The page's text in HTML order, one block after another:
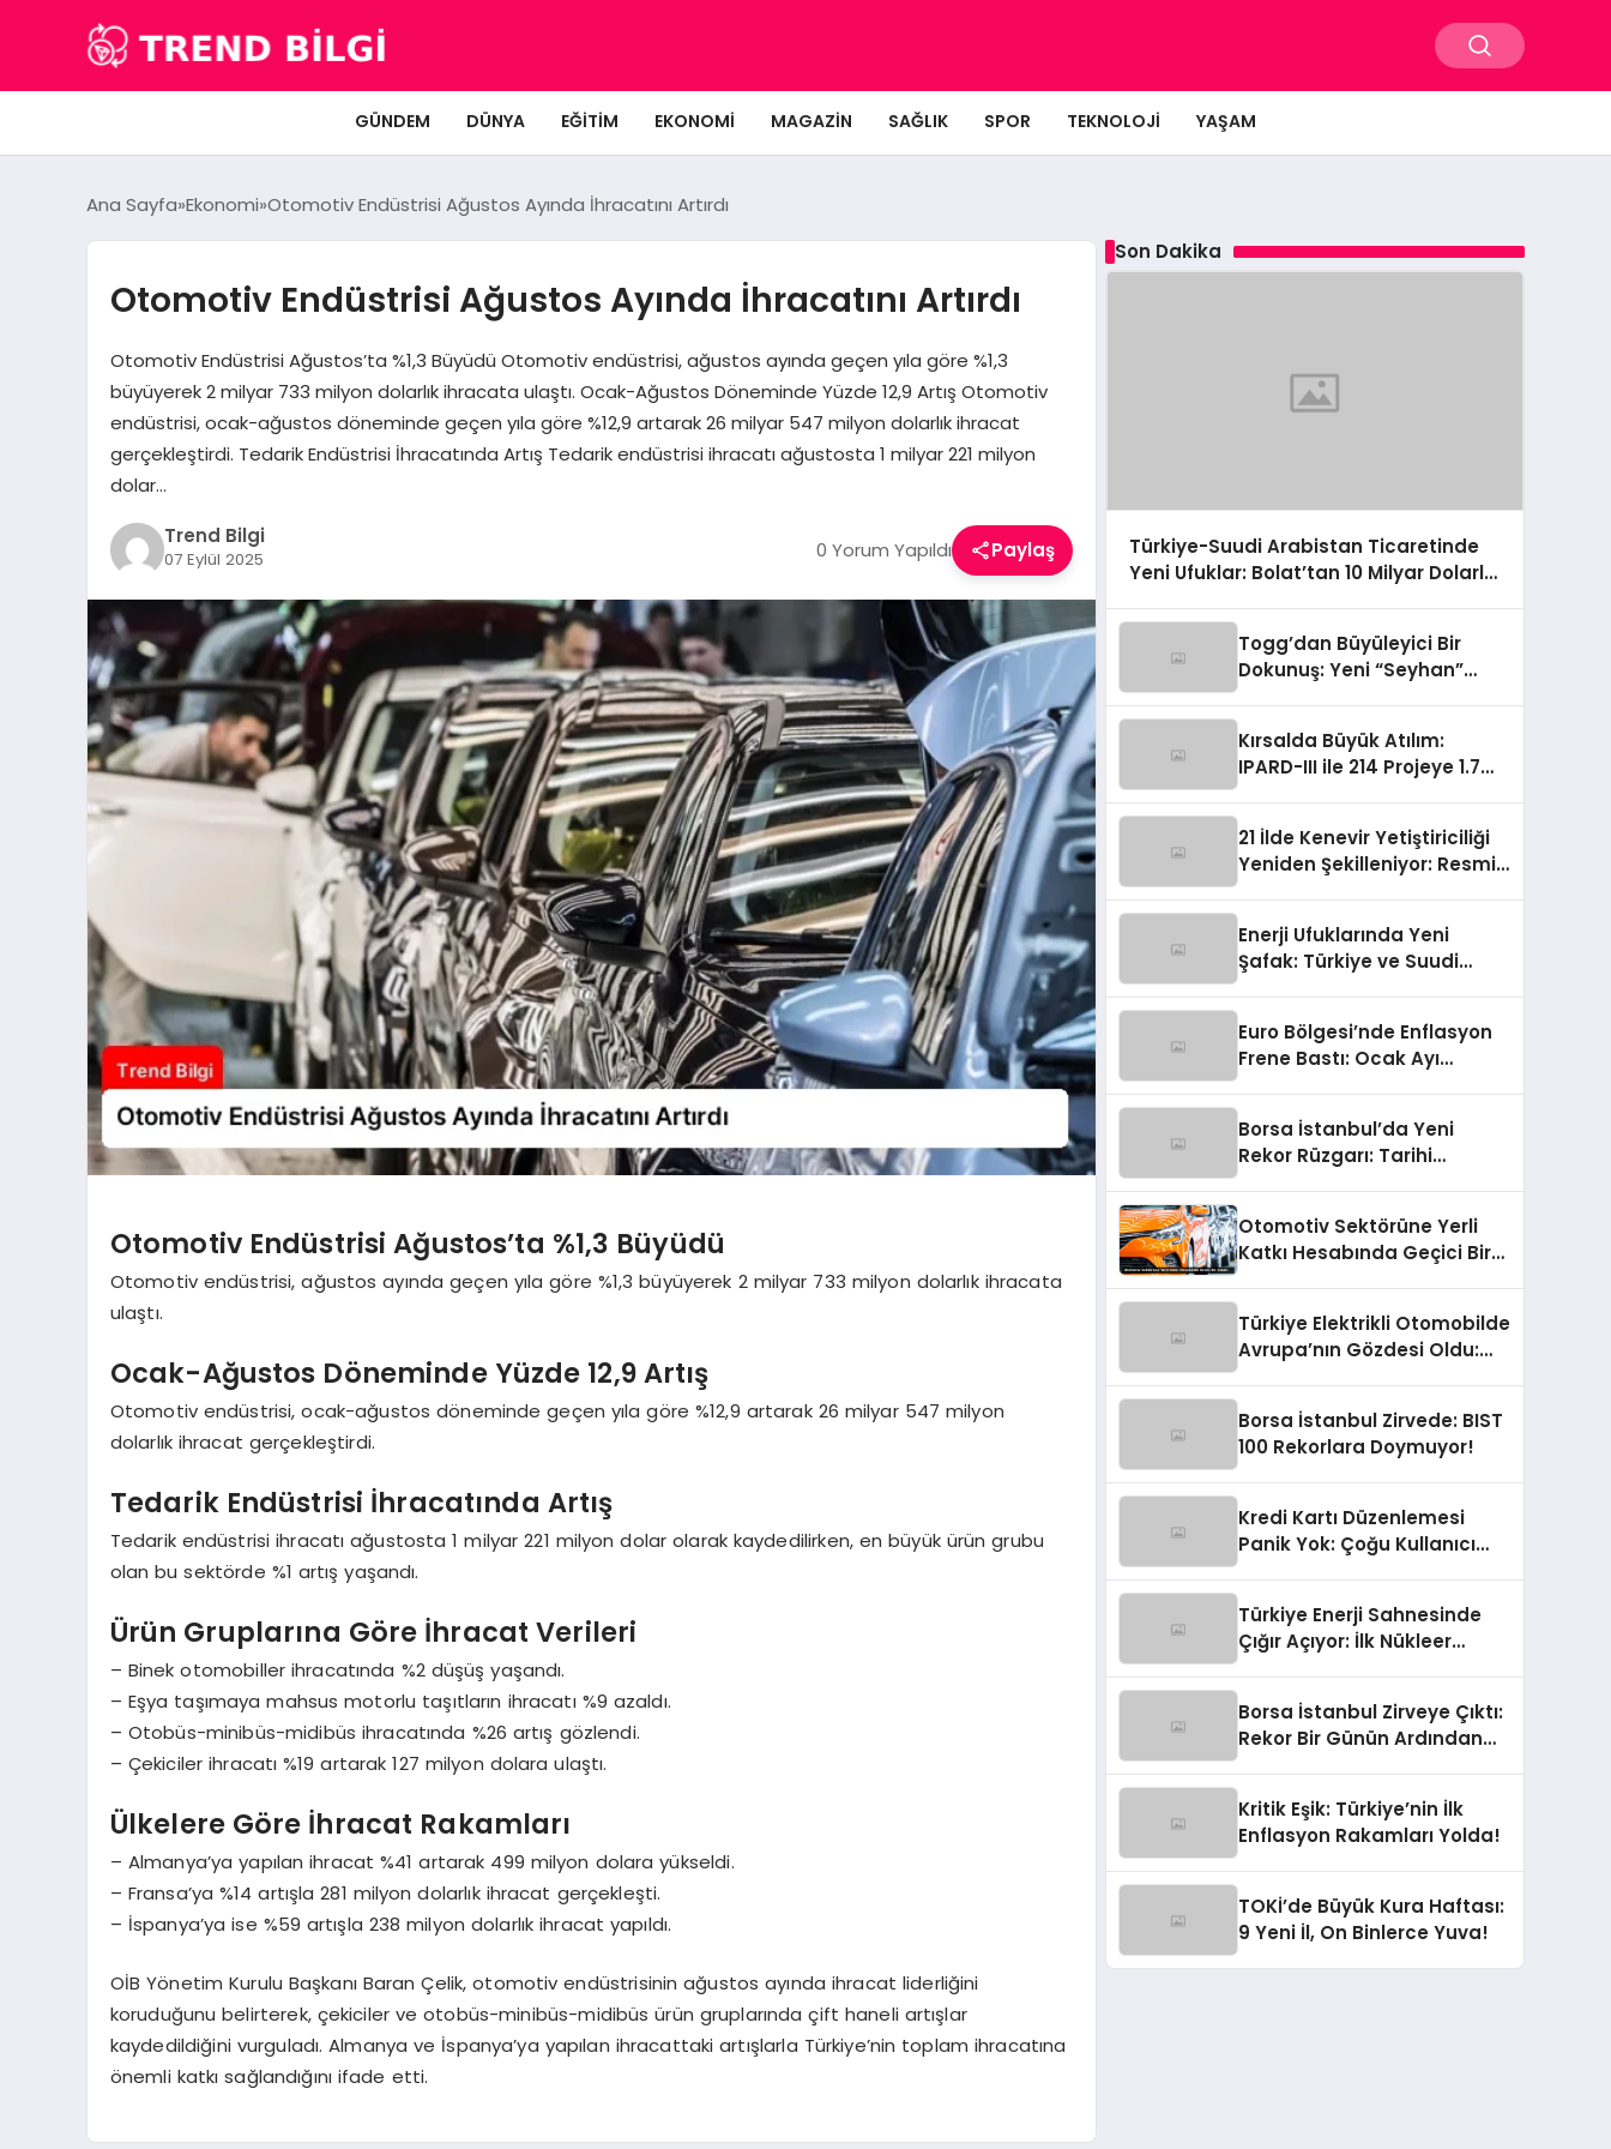
GÜNDEM DÜNYA EĞITIM EKONOMI MAGAZIN SAĞLIK SPOR TEKNOLOJI YAŞAM
Ana Sayfa Ekonomi Otomotiv Endüstrisi Ağustos Ayında İhracatını Artırdı
Otomotiv Endüstrisi Ağustos Ayında İhracatını Artırdı
Otomotiv Endüstrisi Ağustos’ta %1,3 Büyüdü Otomotiv endüstrisi, ağustos ayında geçen yıla göre %1,3
büyüyerek 2 milyar 733 milyon dolarlık ihracata ulaştı. Ocak-Ağustos Döneminde Yüzde 12,9 Artış Otomotiv
endüstrisi, ocak-ağustos döneminde geçen yıla göre %12,9 artarak 26 milyar 547 milyon dolarlık ihracat
gerçekleştirdi. Tedarik Endüstrisi İhracatında Artış Tedarik endüstrisi ihracatı ağustosta 1 milyar 221 milyon
dolar…
Trend Bilgi
07 Eylül 2025 0 Yorum Yapıldı Paylaş
Otomotiv Endüstrisi Ağustos’ta %1,3 Büyüdü
Otomotiv endüstrisi, ağustos ayında geçen yıla göre %1,3 büyüyerek 2 milyar 733 milyon dolarlık ihracata
ulaştı.
Ocak-Ağustos Döneminde Yüzde 12,9 Artış
Otomotiv endüstrisi, ocak-ağustos döneminde geçen yıla göre %12,9 artarak 26 milyar 547 milyon
dolarlık ihracat gerçekleştirdi.
Tedarik Endüstrisi İhracatında Artış
Tedarik endüstrisi ihracatı ağustosta 1 milyar 221 milyon dolar olarak kaydedilirken, en büyük ürün grubu
olan bu sektörde %1 artış yaşandı.
Ürün Gruplarına Göre İhracat Verileri
– Binek otomobiller ihracatında %2 düşüş yaşandı.
– Eşya taşımaya mahsus motorlu taşıtların ihracatı %9 azaldı.
– Otobüs-minibüs-midibüs ihracatında %26 artış gözlendi.
– Çekiciler ihracatı %19 artarak 127 milyon dolara ulaştı.
Ülkelere Göre İhracat Rakamları
– Almanya’ya yapılan ihracat %41 artarak 499 milyon dolara yükseldi.
– Fransa’ya %14 artışla 281 milyon dolarlık ihracat gerçekleşti.
– İspanya’ya ise %59 artışla 238 milyon dolarlık ihracat yapıldı.
OİB Yönetim Kurulu Başkanı Baran Çelik, otomotiv endüstrisinin ağustos ayında ihracat liderliğini
koruduğunu belirterek, çekiciler ve otobüs-minibüs-midibüs ürün gruplarında çift haneli artışlar
kaydedildiğini vurguladı. Almanya ve İspanya’ya yapılan ihracattaki artışlarla Türkiye’nin toplam ihracatına
önemli katkı sağlandığını ifade etti.
Son Dakika
Türkiye-Suudi Arabistan Ticaretinde
Yeni Ufuklar: Bolat’tan 10 Milyar Dolarlık
Togg’dan Büyüleyici Bir
Dokunuş: Yeni “Seyhan”
Kırsalda Büyük Atılım:
IPARD-III ile 214 Projeye 1.7
21 İlde Kenevir Yetiştiriciliği
Yeniden Şekilleniyor: Resmi
Enerji Ufuklarında Yeni
Şafak: Türkiye ve Suudi
Euro Bölgesi’nde Enflasyon
Frene Bastı: Ocak Ayı
Borsa İstanbul’da Yeni
Rekor Rüzgarı: Tarihi
Otomotiv Sektörüne Yerli
Katkı Hesabında Geçici Bir
Türkiye Elektrikli Otomobilde
Avrupa’nın Gözdesi Oldu:
Borsa İstanbul Zirvede: BIST
100 Rekorlara Doymuyor!
Kredi Kartı Düzenlemesi
Panik Yok: Çoğu Kullanıcı
Türkiye Enerji Sahnesinde
Çığır Açıyor: İlk Nükleer
Borsa İstanbul Zirveye Çıktı:
Rekor Bir Günün Ardından
Kritik Eşik: Türkiye’nin İlk
Enflasyon Rakamları Yolda!
TOKİ’de Büyük Kura Haftası:
9 Yeni İl, On Binlerce Yuva!